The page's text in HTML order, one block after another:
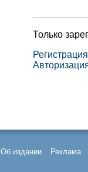
Только
Регистрация
Об издании Реклама